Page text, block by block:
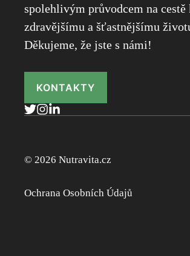
spolehlivým průvodcem na cestě
zdravějšímu a šťastnějšímu
Děkujeme, že jste s námi!
KONTAKTY
© 2026 Nutravita.cz
Ochrana Osobních Údajů